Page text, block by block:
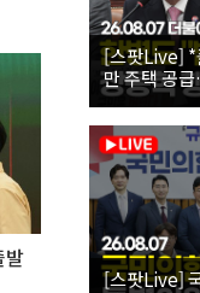
발
[스팟Live] *
만 주택 공
26.08.07 더
[스팟Live]